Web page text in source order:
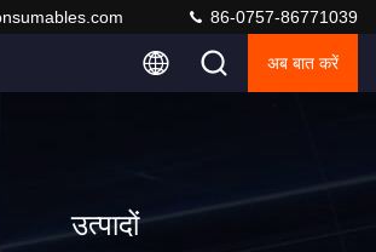
86-0757-86771039
अब बात करें
उत्पादों